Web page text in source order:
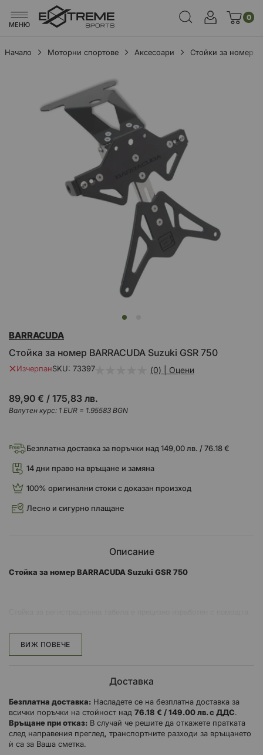
МЕНЮ
0
Начало Моторни спортове Аксесоари
Стойки за номер
галерията
към
на
галерия
Стойка за номер BARRACUDA Suzuki GSR 750
BARRACUDA
ИзчерпанSKU 73397 (0) | Оцени
89,90 € / 175,83 лв.
Валутен курс: 1 EUR = 1.95583 BGN
Безплатна доставка за поръчки над 149,00 лв. / 76.18 €
14 дни право на връщане и замяна
100% оригинални стоки с доказан произход
Лесно и сигурно плащане
Описание
Стойка за номер BARRACUDA Suzuki GSR 750
алуминий и завършен с черно анодирано покритие.
В комплект с регулируемa шина от неръждаема стомана.
скоби и винтове за монтиране.
Директно монтиране с болтове без промяна на оригиналните части.
Предназначени за използване само с универсални мигачи.
Моля, вижте свързаните артикули за светодиодни лампи за
ВИЖ ПОВЕЧЕ
Доставка
Безплатна доставка: Насладете се на безплатна доставка за
всички поръчки на стойност над 76.18 € / 149.00 лв. с ДДС.
Връщане при отказ: В случай че решите да откажете пратката
след направения преглед, транспортните разходи за връщането
ѝ са за Ваша сметка.